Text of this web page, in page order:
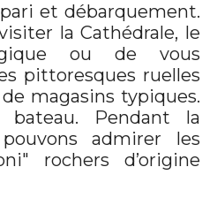
et débarquement.
la Cathédrale, le
ou de vous
pittoresques ruelles
magasins typiques.
Pendant la
admirer les
rochers d’origine